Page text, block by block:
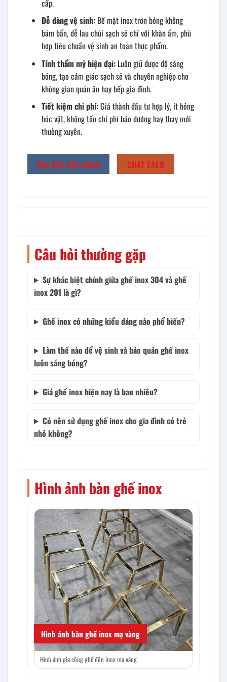
cấp.
Dễ dàng vệ sinh: Bề mặt inox trơn bóng không
bám bẩn, dễ lau chùi sạch sẽ chỉ với khăn ẩm, phù
hợp tiêu chuẩn vệ sinh an toàn thực phẩm.
Tính thẩm mỹ hiện đại: Luôn giữ được độ sáng
bóng, tạo cảm giác sạch sẽ và chuyên nghiệp cho
không gian quán ăn hay bếp gia đình.
Tiết kiệm chi phí:Giá thành đầu tư hợp lý, ít hỏng
hóc vặt, không tốn chi phí bảo dưỡng hay thay mới
thường xuyên.
GỌI 037.907.6268 CHAT ZALO
Câu hỏi thường gặp
Sự khác biệt chính giữa ghế inox 304 và ghế
inox 201 là gì?
Ghế inox có những kiểu dáng nào phổ biến?
Làm thế nào để vệ sinh và bảo quản ghế inox
luôn sáng bóng?
Giá ghế inox hiện nay là bao nhiêu?
Có nên sử dụng ghế inox cho gia đình có trẻ
nhỏ không?
Hình ảnh bàn ghế inox
Hình ảnh gia công ghế đôn inox mạ vàng
Hình ảnh bàn ghế inox mạ vàng